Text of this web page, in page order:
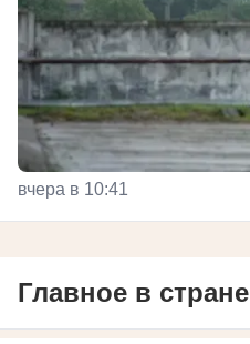
вчера в 10:41
Главное в стране